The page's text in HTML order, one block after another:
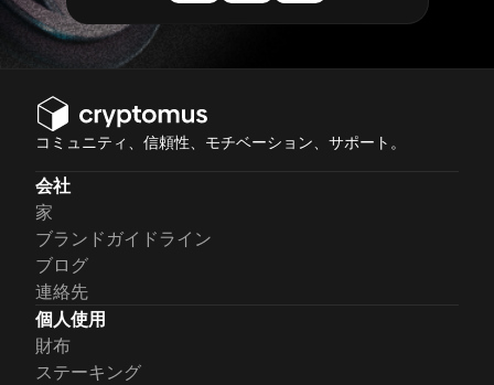
コミュニティ、信頼性、モチベーション、サポート。
会社
家
ブランドガイドライン
ブログ
連絡先
個人使用
財布
ステーキング